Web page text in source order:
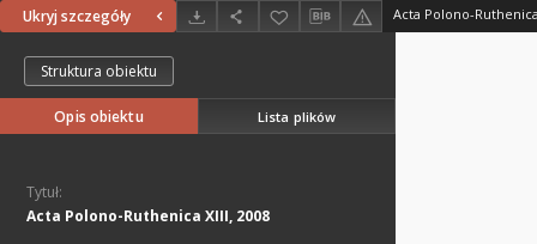
Ukryj szczegóły Acta Polono-
Struktura obiektu
Opis obiektu Lista plików
Tytuł:
Acta Polono-Ruthenica XIII, 2008